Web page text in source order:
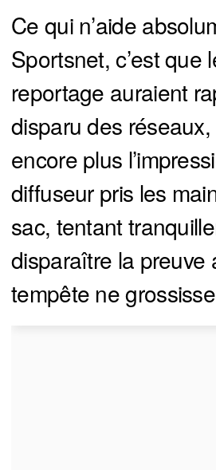
Ce qui n’aide
Sportsnet, c’est que
reportage auraient
disparu des
encore plus
diffuseur pris les
sac, tentant
disparaître la preuve
tempête ne